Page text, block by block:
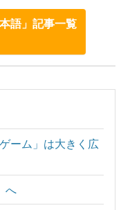
語」記事一覧
ーム」は大きく広
へ